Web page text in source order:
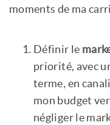
moments de ma
Définir le
priorité, avec
terme, en
mon budget
négliger le